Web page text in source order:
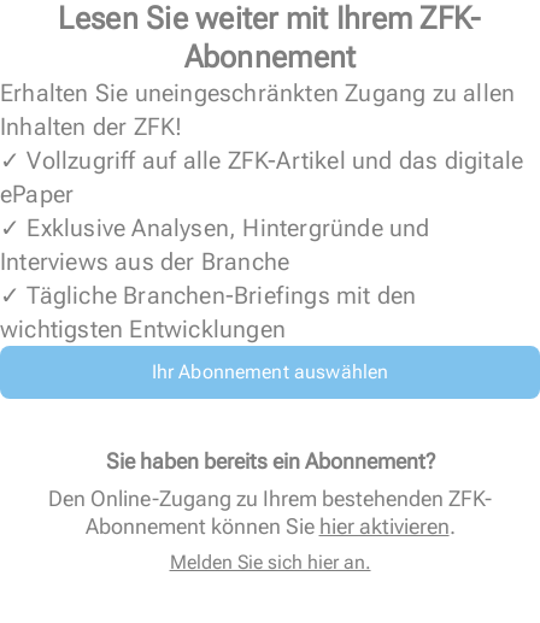
Lesen Sie weiter mit Ihrem ZFK-
Abonnement
Erhalten Sie uneingeschränkten Zugang zu allen
Inhalten der ZFK!
✓ Vollzugriff auf alle ZFK-Artikel und das digitale
ePaper
✓ Exklusive Analysen, Hintergründe und
Interviews aus der Branche
✓ Tägliche Branchen-Briefings mit den
wichtigsten Entwicklungen
Ihr Abonnement auswählen
Sie haben bereits ein Abonnement?
Den Online-Zugang zu Ihrem bestehenden ZFK-
Abonnement können Sie hier aktivieren.
Melden Sie sich hier an.